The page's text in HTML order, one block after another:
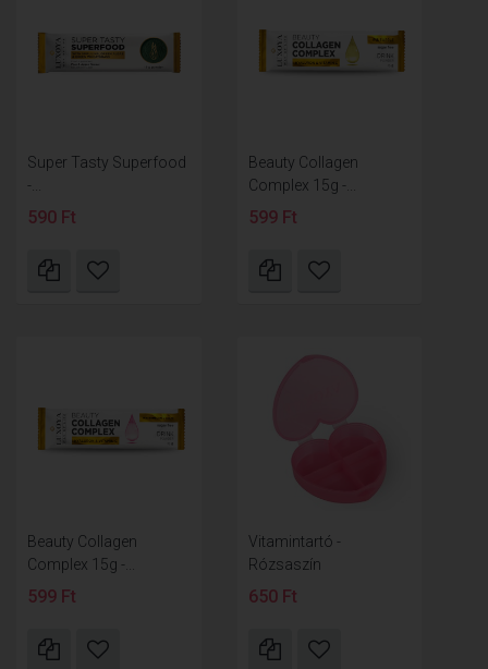
Super Tasty Superfood
-...
590 Ft
Beauty Collagen
Complex 15g -...
599 Ft
Beauty Collagen
Complex 15g -...
599 Ft
Vitamintartó -
Rózsaszín
650 Ft